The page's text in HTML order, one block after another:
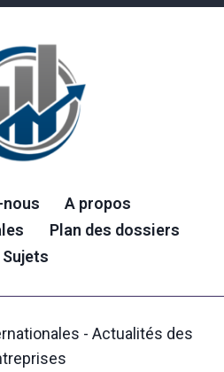
A propos
Plan des dossiers
Sujets
- Actualités des